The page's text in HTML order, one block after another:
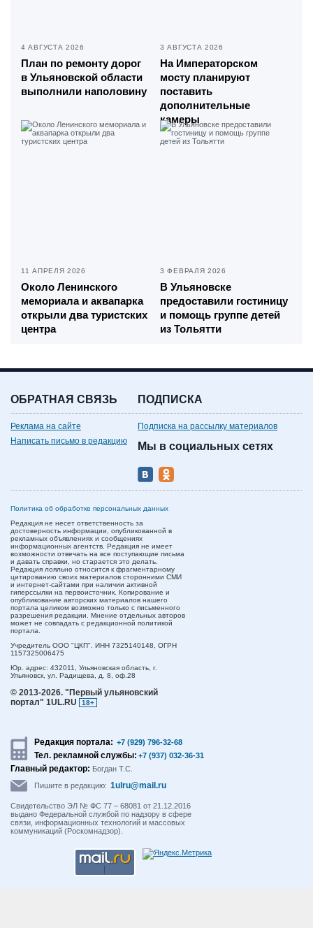
4 АВГУСТА 2026
План по ремонту дорог
в Ульяновской области
выполнили наполовину
3 АВГУСТА 2026
На Императорском
мосту планируют
поставить
дополнительные
камеры
11 АПРЕЛЯ 2026
Около Ленинского
мемориала и аквапарка
открыли два туристских
центра
3 ФЕВРАЛЯ 2026
В Ульяновске
предоставили гостиницу
и помощь группе детей
из Тольятти
ОБРАТНАЯ СВЯЗЬ
Реклама на сайте
Написать письмо в редакцию
ПОДПИСКА
Подписка на рассылку материалов
Мы в социальных сетях
Политика об обработке персональных данных
Редакция не несет ответственность за
достоверность информации, опубликованной в
рекламных объявлениях и сообщениях
информационных агентств. Редакция не имеет
возможности отвечать на все поступающие письма
и давать справки, но старается это делать.
Редакция лояльно относится к фрагментарному
цитированию своих материалов сторонними СМИ
и интернет-сайтами при наличии активной
гиперссылки на первоисточник. Копирование и
опубликование авторских материалов нашего
портала целиком возможно только с письменного
разрешения редакции. Мнение отдельных авторов
может не совпадать с редакционной политикой
портала.
Учредитель ООО "ЦКП". ИНН 7325140148, ОГРН
1157325006475
Юр. адрес: 432011, Ульяновская область, г.
Ульяновск, ул. Радищева, д. 8, оф.28
© 2013-2026. "Первый ульяновский
портал" 1UL.RU
18+
Редакция портала: +7 (929) 796-32-68
Тел. рекламной службы: +7 (937) 032-36-31
Главный редактор: Богдан Т.С.
Пишите в редакцию: 1ulru@mail.ru
Свидетельство ЭЛ № ФС 77 – 68081 от 21.12.2016
выдано Федеральной службой по надзору в сфере
связи, информационных технологий и массовых
коммуникаций (Роскомнадзор).